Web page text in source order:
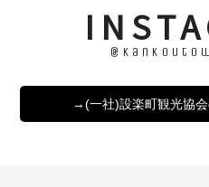
→(一社)設楽町観光協